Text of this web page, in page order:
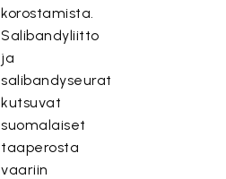
korostamista.
Salibandyliitto
ja
salibandyseurat
kutsuvat
suomalaiset
taaperosta
vaariin